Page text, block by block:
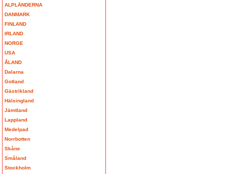
ALPLÄNDERNA
DANMARK
FINLAND
IRLAND
NORGE
USA
ÅLAND
Dalarna
Gotland
Gästrikland
Hälsingland
Jämtland
Lappland
Medelpad
Norrbotten
Skåne
Småland
Stockholm